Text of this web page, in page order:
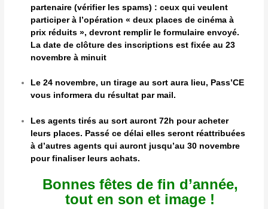
partenaire (vérifier les spams) : ceux qui veulent
participer à l’opération « deux places de cinéma à
prix réduits », devront remplir le formulaire envoyé.
La date de clôture des inscriptions est fixée au 23
novembre à minuit
Le 24 novembre, un tirage au sort aura lieu, Pass’CE
vous informera du résultat par mail.
Les agents tirés au sort auront 72h pour acheter
leurs places. Passé ce délai elles seront réattribuées
à d’autres agents qui auront jusqu’au 30 novembre
pour finaliser leurs achats.
Bonnes fêtes de fin d’année,
tout en son et image !